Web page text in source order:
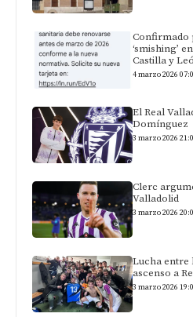
Confirmado
‘smishing’
Castilla y
4 marzo 2026
El Real
Domínguez
3 marzo 2026
Clerc
Valladolid
3 marzo 2026
Lucha entre
ascenso a
3 marzo 2026